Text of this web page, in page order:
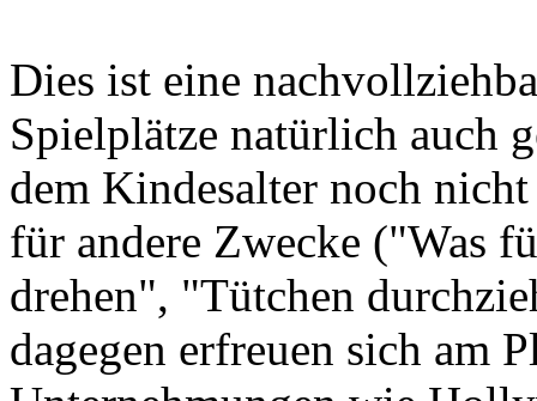
Dies ist eine
Spielplätze natürlich auch
dem Kindesalter noch
für andere Zwecke ("Was
drehen", "Tütchen
dagegen erfreuen sich am